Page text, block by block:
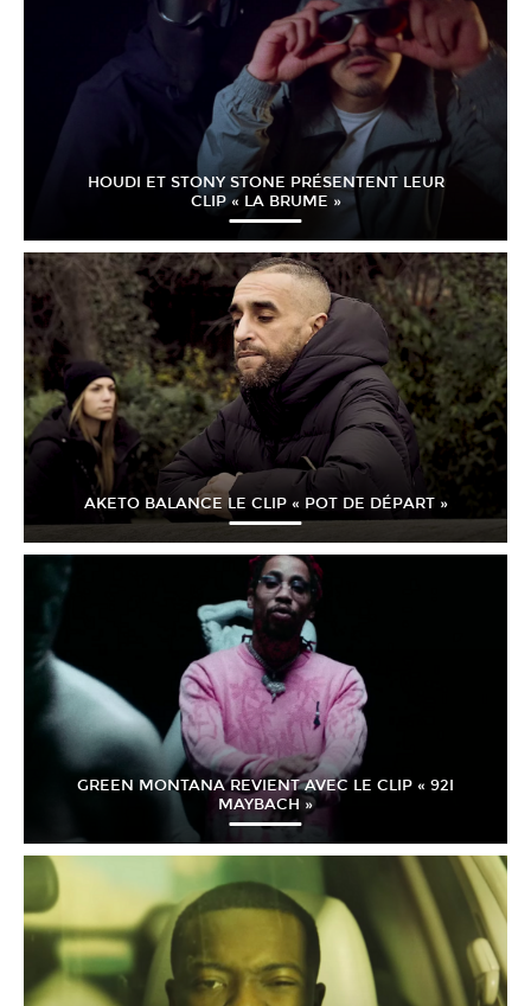
HOUDI ET STONY STONE PRÉSENTENT LEUR
CLIP « LA BRUME »
AKETO BALANCE LE CLIP « POT DE DÉPART »
GREEN MONTANA REVIENT AVEC LE CLIP « 92I
MAYBACH »